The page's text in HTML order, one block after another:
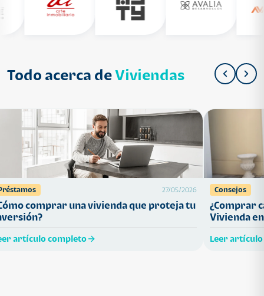
Todo acerca deViviendas
27/05/2026
comprar una vivienda que proteja tu
artículo completo
Consejos
¿Comprar
Vivienda
Leer